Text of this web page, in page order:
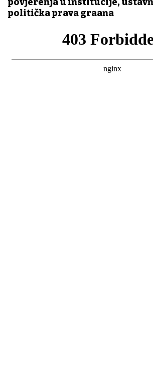
povjerenja u institucije,
politička prava građana